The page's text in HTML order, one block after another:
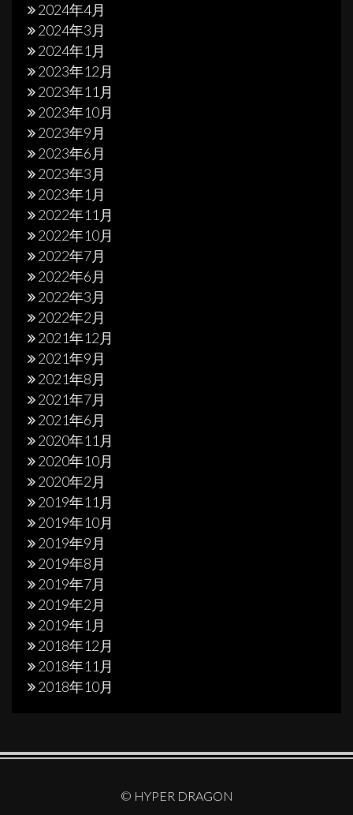
2024年4月
2024年3月
2024年1月
2023年12月
2023年11月
2023年10月
2023年9月
2023年6月
2023年3月
2023年1月
2022年11月
2022年10月
2022年7月
2022年6月
2022年3月
2022年2月
2021年12月
2021年9月
2021年8月
2021年7月
2021年6月
2020年11月
2020年10月
2020年2月
2019年11月
2019年10月
2019年9月
2019年8月
2019年7月
2019年2月
2019年1月
2018年12月
2018年11月
2018年10月
© HYPER DRAGON